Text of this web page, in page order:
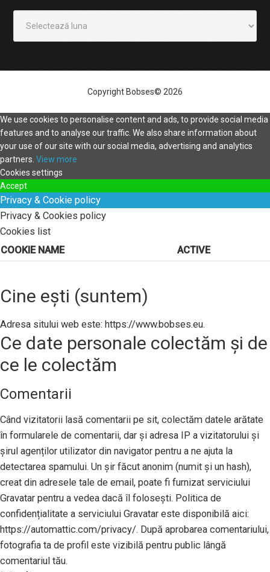
Copyright Bobses© 2026
We use cookies to personalise content and ads, to provide social media
features and to analyse our traffic. We also share information about
your use of our site with our social media, advertising and analytics
partners. View more
Cookies settings
Accept
Privacy & Cookie policy
Privacy & Cookies policy
Cookies list
COOKIE NAME
ACTIVE
Cine ești (suntem)
Adresa sitului web este: https://www.bobses.eu.
Ce date personale colectăm și de
ce le colectăm
Comentarii
Când vizitatorii lasă comentarii pe sit, colectăm datele arătate
în formularele de comentarii, dar și adresa IP a vizitatorului și
șirul agenților utilizator din navigator pentru a ne ajuta la
detectarea spamului. Un șir făcut anonim (numit și un hash),
creat din adresele tale de email, poate fi furnizat serviciului
Gravatar pentru a vedea dacă îl folosești. Politica de
confidențialitate a serviciului Gravatar este disponibilă aici:
https://automattic.com/privacy/. După aprobarea comentariului,
fotografia ta de profil este vizibilă pentru public lângă
comentariul tău.